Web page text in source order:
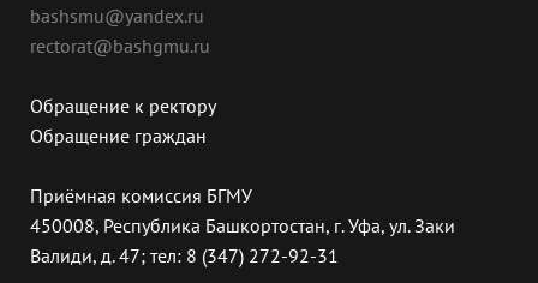
bashsmu@yandex.ru
rectorat@bashgmu.ru
Обращение к ректору
Обращение граждан
Приёмная комиссия БГМУ
450008, Республика Башкортостан, г. Уфа, ул. Заки
Валиди, д. 47; тел: 8 (347) 272-92-31